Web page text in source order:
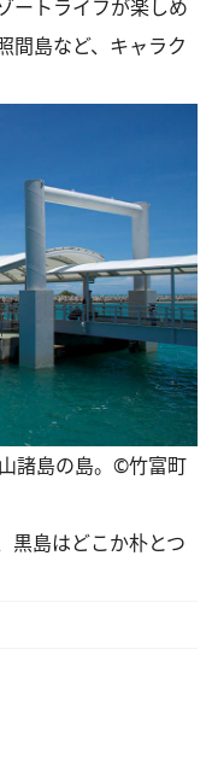
ートライフが楽しめ
間島など、キャラク
諸島の島。©︎竹富町
黒島はどこか朴とつ